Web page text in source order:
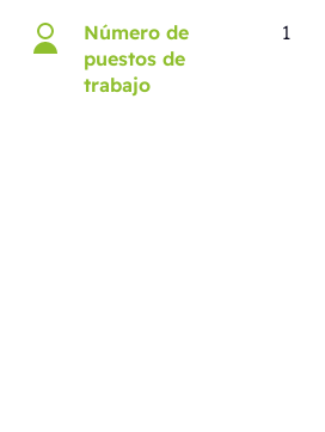
Número de
puestos de
trabajo
1